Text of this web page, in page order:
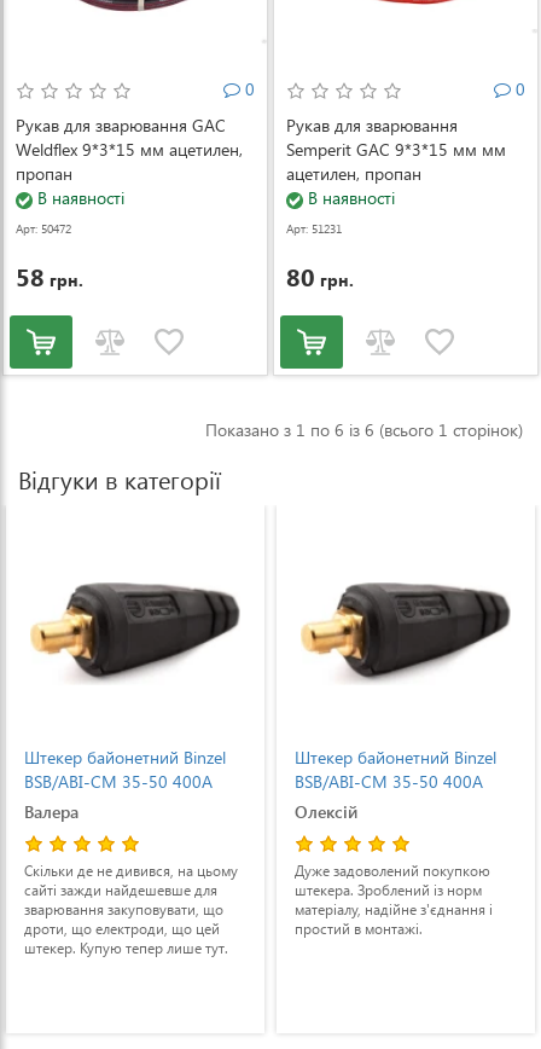
0
Рукав для зварювання GAC
Weldflex 9*3*15 мм ацетилен,
пропан
В наявності
Арт: 50472
58 грн.
0
Рукав для зварювання
Semperit GAC 9*3*15 мм мм
ацетилен, пропан
В наявності
Арт: 51231
80 грн.
Показано з 1 по 6 із 6 (всього 1 сторінок)
Відгуки в категорії
Штекер байонетний Binzel
BSB/ABI-CM 35-50 400А
Валера
Скільки де не дивився, на цьому
сайті зажди найдешевше для
зварювання закуповувати, що
дроти, що електроди, що цей
штекер. Купую тепер лише тут.
Штекер байонетний Binzel
BSB/ABI-CM 35-50 400А
Олексій
Дуже задоволений покупкою
штекера. Зроблений із норм
матеріалу, надійне з'єднання і
простий в монтажі.